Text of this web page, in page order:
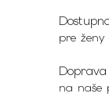
pre ženy
na naše